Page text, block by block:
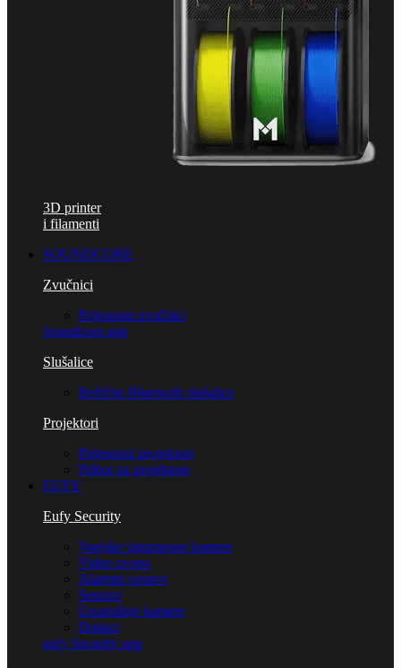
3D printer
i filamenti
SOUNDCORE
Zvučnici
Prijenosni zvučnici
Soundcore app
Slušalice
Bežične Bluetooth slušalice
Projektori
Prijenosni projektori
Pribor za projektore
EUFY
Eufy Security
Vanjske sigurnosne kamere
Video zvona
Alarmni sustavi
Senzori
Unutrašnje kamere
Dodaci
eufy Security app